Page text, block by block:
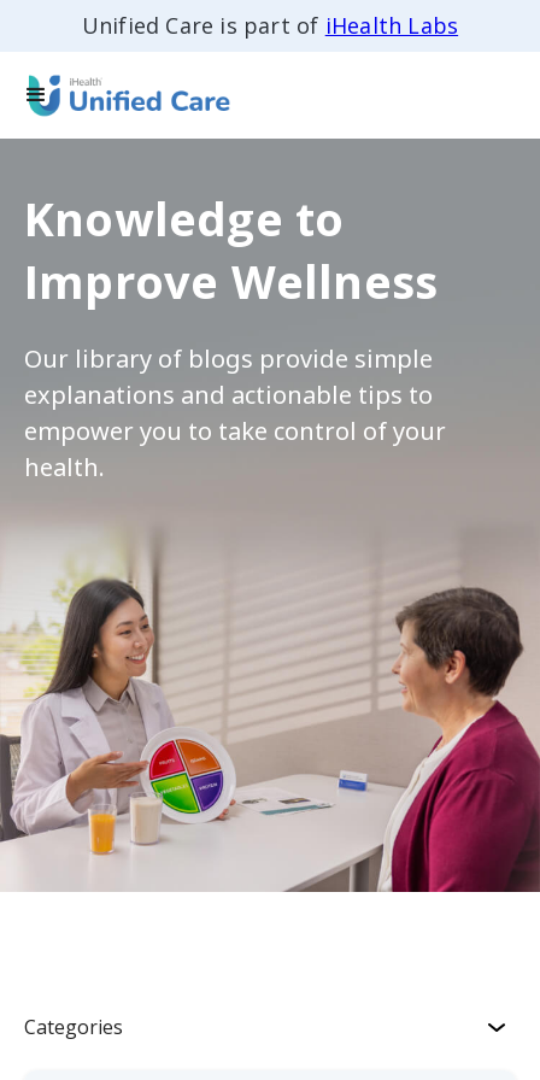
Unified Care is part of iHealth Labs
Knowledge to
Improve Wellness
Our library of blogs provide simple
explanations and actionable tips to
empower you to take control of your
health.
Categories